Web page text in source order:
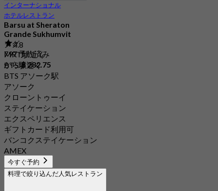
インターナショナル
ホテルレストラン
Barsu at Sheraton
Grande Sukhumvit
4.8
797 予約済み
から฿ 282.75
タグ
MRT駅近く
BTS駅近く
BTS アソーク駅
アソーク
クローントゥーイ
ステイケーション
エクスペリエンス
ギフトカード利用可
バンコクステイケーション
AMEX
今すぐ予約
料理で絞り込んだ人気レストラン